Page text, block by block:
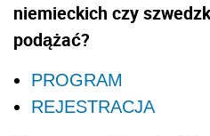
niemieckich czy
podążać?
PROGRAM
REJESTRACJA